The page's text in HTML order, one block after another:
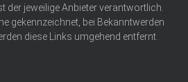
der jeweilige Anbieter verantwortlich.
gekennzeichnet, bei Bekanntwerden
diese Links umgehend entfernt.